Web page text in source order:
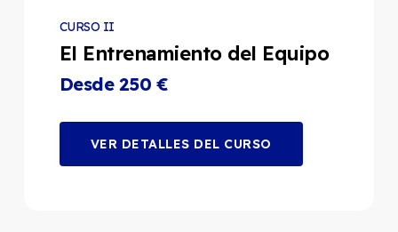
CURSO II
El Entrenamiento del Equipo
Desde 250 €
VER DETALLES DEL CURSO